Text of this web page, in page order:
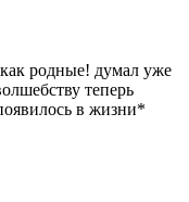
родные! думал уже
теперь
в жизни*